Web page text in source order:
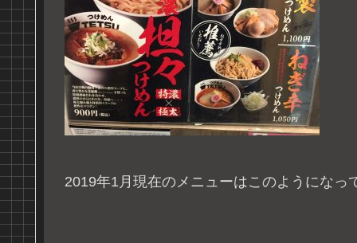
2019年1月現在のメニューはこのようになっ